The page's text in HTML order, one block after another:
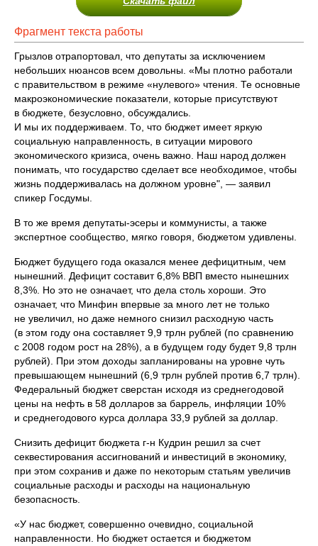
Фрагмент текста работы
Грызлов отрапортовал, что депутаты за исключением
небольших нюансов всем довольны. «Мы плотно работали
с правительством в режиме «нулевого» чтения. Те основные
макроэкономические показатели, которые присутствуют
в бюджете, безусловно, обсуждались.
И мы их поддерживаем. То, что бюджет имеет яркую
социальную направленность, в ситуации мирового
экономического кризиса, очень важно. Наш народ должен
понимать, что государство сделает все необходимое, чтобы
жизнь поддерживалась на должном уровне", — заявил
спикер Госдумы.
В то же время депутаты-эсеры и коммунисты, а также
экспертное сообщество, мягко говоря, бюджетом удивлены.
Бюджет будущего года оказался менее дефицитным, чем
нынешний. Дефицит составит 6,8% ВВП вместо нынешних
8,3%. Но это не означает, что дела столь хороши. Это
означает, что Минфин впервые за много лет не только
не увеличил, но даже немного снизил расходную часть
(в этом году она составляет 9,9 трлн рублей (по сравнению
с 2008 годом рост на 28%), а в будущем году будет 9,8 трлн
рублей). При этом доходы запланированы на уровне чуть
превышающем нынешний (6,9 трлн рублей против 6,7 трлн).
Федеральный бюджет сверстан исходя из среднегодовой
цены на нефть в 58 долларов за баррель, инфляции 10%
и среднегодового курса доллара 33,9 рублей за доллар.
Снизить дефицит бюджета г-н Кудрин решил за счет
секвестирования ассигнований и инвестиций в экономику,
при этом сохранив и даже по некоторым статьям увеличив
социальные расходы и расходы на национальную
безопасность.
«У нас бюджет, совершенно очевидно, социальной
направленности. Но бюджет остается и бюджетом